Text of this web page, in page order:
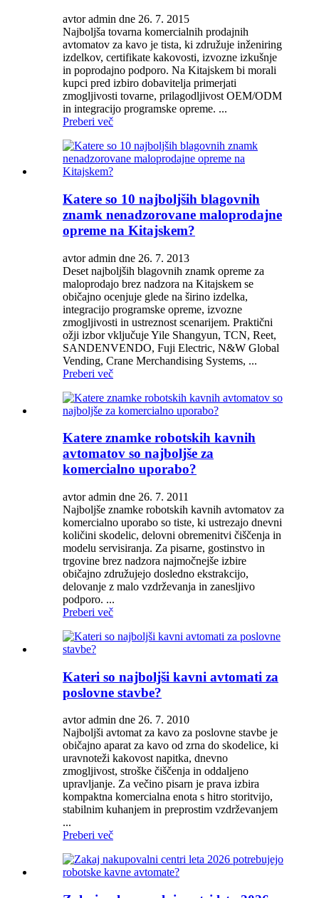
avtor admin dne 26. 7. 2015
Najboljša tovarna komercialnih prodajnih
avtomatov za kavo je tista, ki združuje inženiring
izdelkov, certifikate kakovosti, izvozne izkušnje
in poprodajno podporo. Na Kitajskem bi morali
kupci pred izbiro dobavitelja primerjati
zmogljivosti tovarne, prilagodljivost OEM/ODM
in integracijo programske opreme. ...
Preberi več
Katere so 10 najboljših blagovnih
znamk nenadzorovane maloprodajne
opreme na Kitajskem?
avtor admin dne 26. 7. 2013
Deset najboljših blagovnih znamk opreme za
maloprodajo brez nadzora na Kitajskem se
običajno ocenjuje glede na širino izdelka,
integracijo programske opreme, izvozne
zmogljivosti in ustreznost scenarijem. Praktični
ožji izbor vključuje Yile Shangyun, TCN, Reet,
SANDENVENDO, Fuji Electric, N&W Global
Vending, Crane Merchandising Systems, ...
Preberi več
Katere znamke robotskih kavnih
avtomatov so najboljše za
komercialno uporabo?
avtor admin dne 26. 7. 2011
Najboljše znamke robotskih kavnih avtomatov za
komercialno uporabo so tiste, ki ustrezajo dnevni
količini skodelic, delovni obremenitvi čiščenja in
modelu servisiranja. Za pisarne, gostinstvo in
trgovine brez nadzora najmočnejše izbire
običajno združujejo dosledno ekstrakcijo,
delovanje z malo vzdrževanja in zanesljivo
podporo. ...
Preberi več
Kateri so najboljši kavni avtomati za
poslovne stavbe?
avtor admin dne 26. 7. 2010
Najboljši avtomat za kavo za poslovne stavbe je
običajno aparat za kavo od zrna do skodelice, ki
uravnoteži kakovost napitka, dnevno
zmogljivost, stroške čiščenja in oddaljeno
upravljanje. Za večino pisarn je prava izbira
kompaktna komercialna enota s hitro storitvijo,
stabilnim kuhanjem in preprostim vzdrževanjem
...
Preberi več